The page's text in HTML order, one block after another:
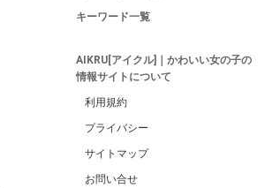
キーワード一覧
AIKRU[アイクル]｜かわいい女の子の
情報サイトについて
利用規約
プライバシー
サイトマップ
お問い合せ